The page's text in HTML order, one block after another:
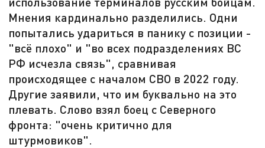
Мнения кардинально разделились. Одни
попытались удариться в панику с позиции -
"всё плохо" и "во всех подразделениях ВС
РФ исчезла связь", сравнивая
происходящее с началом СВО в 2022 году.
Другие заявили, что им буквально на это
плевать. Слово взял боец с Северного
фронта: "очень критично для
штурмовиков".